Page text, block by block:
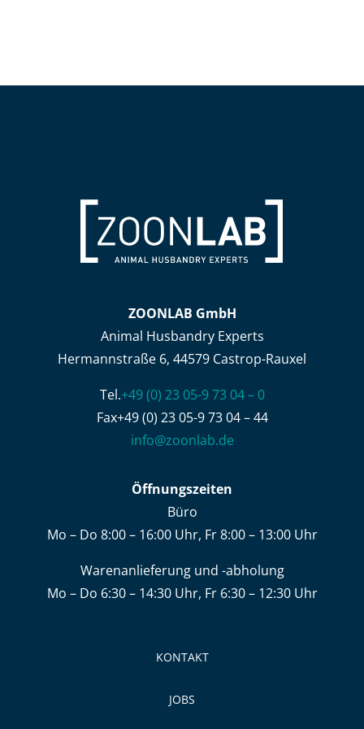
ZOONLAB GmbH
Animal Husbandry Experts
Hermannstraße 6, 44579 Castrop-Rauxel
Tel.+49 (0) 23 05-9 73 04 – 0
Fax+49 (0) 23 05-9 73 04 – 44
info@zoonlab.de
Öffnungszeiten
Büro
Mo – Do 8:00 – 16:00 Uhr, Fr 8:00 – 13:00 Uhr
Warenanlieferung und -abholung
Mo – Do 6:30 – 14:30 Uhr, Fr 6:30 – 12:30 Uhr
KONTAKT
JOBS